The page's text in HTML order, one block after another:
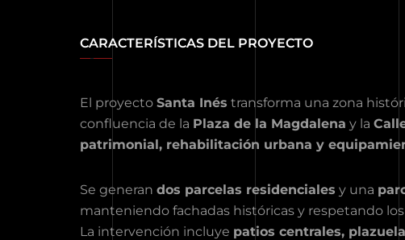
CARACTERÍSTICAS DEL PROYECTO
El proyecto Santa Inés transforma una zona
confluencia de la Plaza de la Magdalena y la
patrimonial, rehabilitación urbana y
Se generan dos parcelas residenciales y una
manteniendo fachadas históricas y respetando los
La intervención incluye patios centrales,